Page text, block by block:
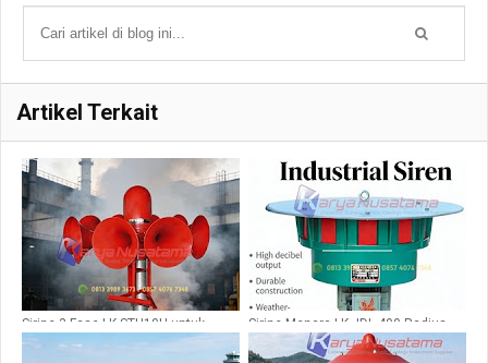
Artikel Terkait
Sirine 3 Fase LK STH10H untuk
Evakuasi Kebakaran
Sirine Menara LK JDL 400 Radius
2,5km 380v